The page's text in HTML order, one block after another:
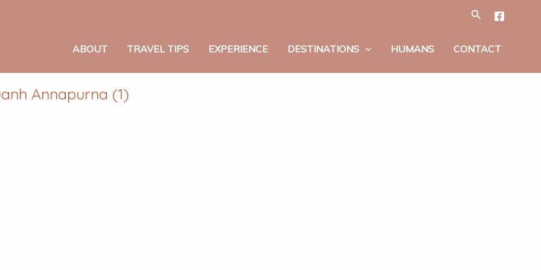
Tìm
ABOUT TRAVEL TIPS EXPERIENCE DESTINATIONS HUMANS CONTACT
Annapurna (1)